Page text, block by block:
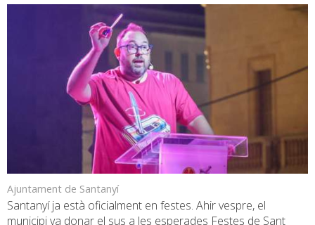
Ajuntament de Santanyí
Santanyí ja està oficialment en festes. Ahir vespre, el
municipi va donar el sus a les esperades Festes de Sant